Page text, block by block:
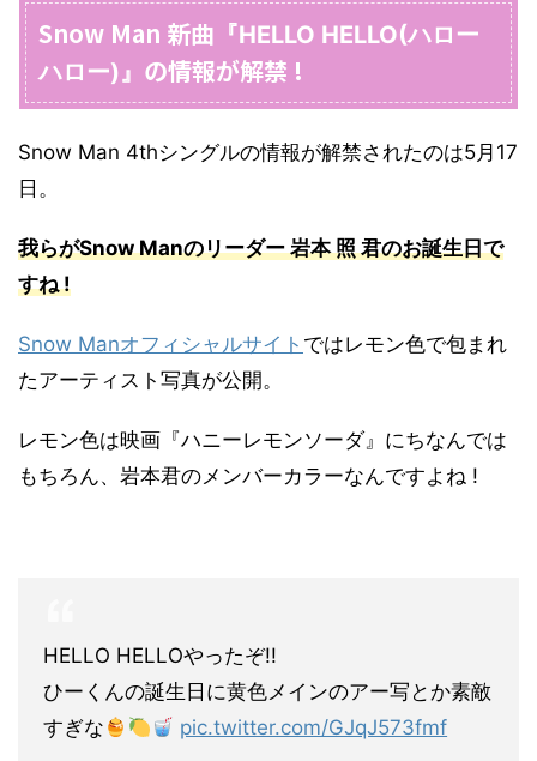
Snow Man 新曲 『HELLO HELLO(ハロー
ハロー)』 の情報が解禁 !
Snow Man 4thシングルの情報が解禁されたのは5月17
日。
我らがSnow Manのリーダー 岩本 照 君のお誕生日で
すね !
Snow Manオフィシャルサイト ではレモン色で包まれ
たアーティスト写真が公開。
レモン色は映画『ハニーレモンソーダ』にちなんでは
もちろん、岩本君のメンバーカラーなんですよね !
HELLO HELLOやったぞ!!
ひーくんの誕生日に黄色メインのアー写とか素敵
すぎな
pic.twitter.com/GJqJ573fmf